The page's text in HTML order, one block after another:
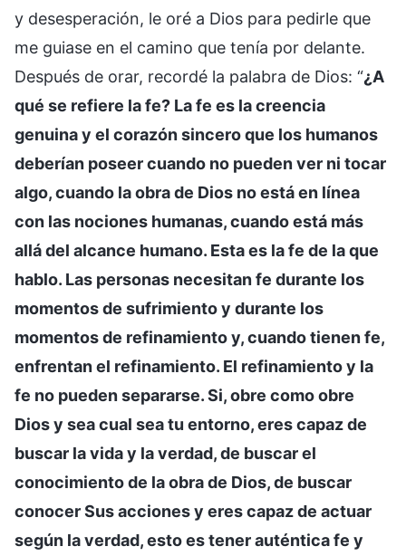
y desesperación, le oré a Dios para pedirle que
me guiase en el camino que tenía por delante.
Después de orar, recordé la palabra de Dios: “¿A
qué se refiere la fe? La fe es la creencia
genuina y el corazón sincero que los humanos
deberían poseer cuando no pueden ver ni tocar
algo, cuando la obra de Dios no está en línea
con las nociones humanas, cuando está más
allá del alcance humano. Esta es la fe de la que
hablo. Las personas necesitan fe durante los
momentos de sufrimiento y durante los
momentos de refinamiento y, cuando tienen fe,
enfrentan el refinamiento. El refinamiento y la
fe no pueden separarse. Si, obre como obre
Dios y sea cual sea tu entorno, eres capaz de
buscar la vida y la verdad, de buscar el
conocimiento de la obra de Dios, de buscar
conocer Sus acciones y eres capaz de actuar
según la verdad, esto es tener auténtica fe y